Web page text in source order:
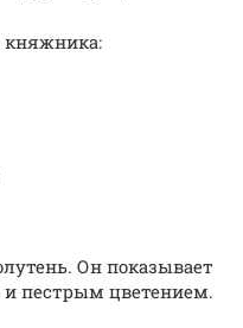
княжника:
Он показывает
пестрым цветением.